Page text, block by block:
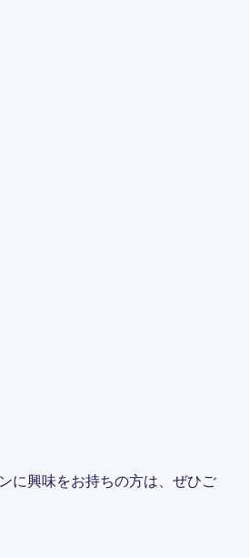
に興味をお持ちの方は、ぜひご